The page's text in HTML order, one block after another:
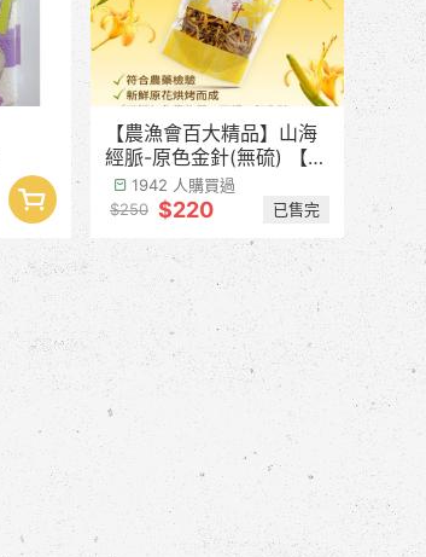
【農漁會百大精品】山海
經脈-原色金針(無硫) 【產
季預計8月中下旬】
1942 人購買過
$250 $220 已售完